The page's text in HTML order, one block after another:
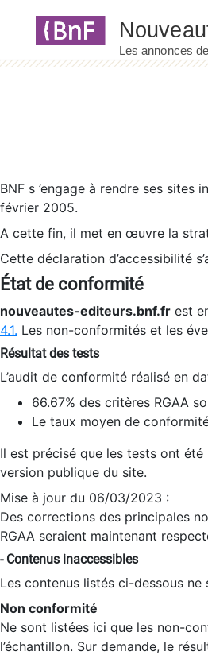
BNF s ’engage à rendre ses
février 2005.
A cette fin, il met en œuvre la
Cette déclaration d’accessibilité
État de conformité
nouveautes-editeurs.bnf.fr est
4.1. Les non-conformités et les
Résultat des tests
L’audit de conformité réalisé en
66.67% des critères RGAA
Le taux moyen de
Il est précisé que les tests ont
version publique du site.
Mise à jour du 06/03/2023 :
Des corrections des principales
RGAA seraient maintenant
- Contenus inaccessibles
Les contenus listés ci-dessous
Non conformité
Ne sont listées ici que les non-
l’échantillon. Sur demande, le